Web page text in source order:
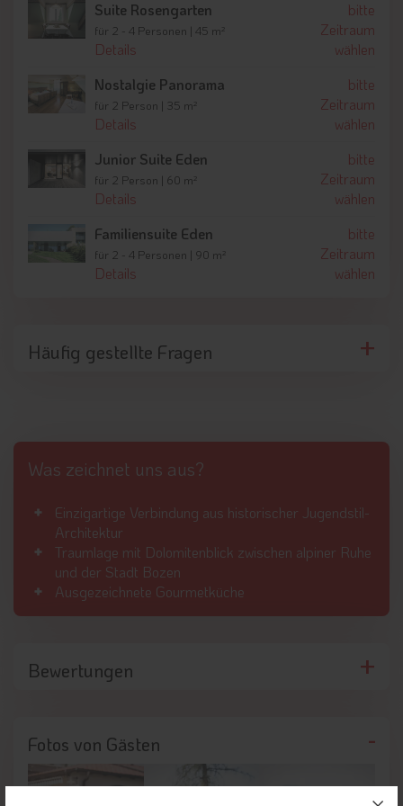
Aktivurlauber finden rund um das Parkhotel Holzner beste
Bedingungen für Bewegung in der Natur. Tennisplätze direkt
Stunden, während zahlreiche Wanderwege durch Wälder,
Wiesen und entlang aussichtsreicher Panoramawege führen.
Ob entspannte Spaziergänge oder ausgedehnte Bergtouren
bewusst zu erleben.
Suite Rosengarten
für 2 - 4 Personen | 45 m²
Details
bitte
Zeitraum
wählen
Nostalgie Panorama
für 2 Person | 35 m²
Details
bitte
Zeitraum
wählen
Junior Suite Eden
für 2 Person | 60 m²
Details
bitte
Zeitraum
wählen
Familiensuite Eden
für 2 - 4 Personen | 90 m²
Details
bitte
Zeitraum
wählen
Häufig gestellte Fragen
Was zeichnet uns aus?
Einzigartige Verbindung aus historischer Jugendstil-
Architektur
Traumlage mit Dolomitenblick zwischen alpiner Ruhe
und der Stadt Bozen
Ausgezeichnete Gourmetküche
Bewertungen
Fotos von Gästen